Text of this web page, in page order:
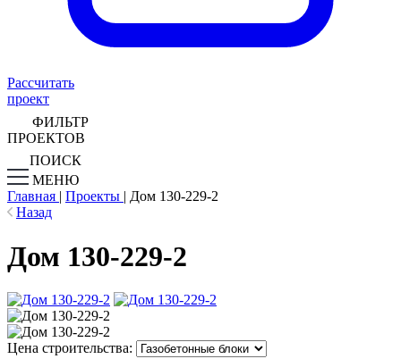
Рассчитать
проект
ФИЛЬТР
ПРОЕКТОВ
ПОИСК
МЕНЮ
Главная | Проекты | Дом 130-229-2
Назад
Дом 130-229-2
Цена строительства: